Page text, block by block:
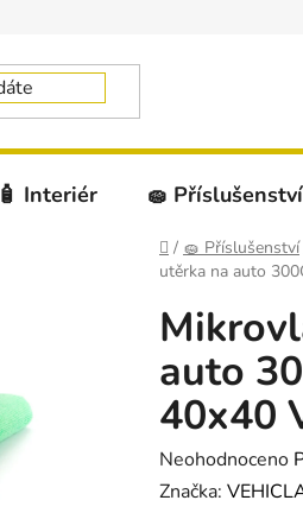
🧴 Interiér 🧽 Příslušenství
Domů
/ 🧽 Příslušenství
utěrka na auto
auto
40x40
Průměrné
hodnocení
Neohodnoceno
Značka: